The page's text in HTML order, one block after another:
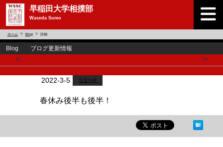
早稲田大学相撲部
Waseda Sumo
ホーム Blog 詳細
Blog ブログ更新情報
< >
2022-3-5 リリース
春休み後半も後半！